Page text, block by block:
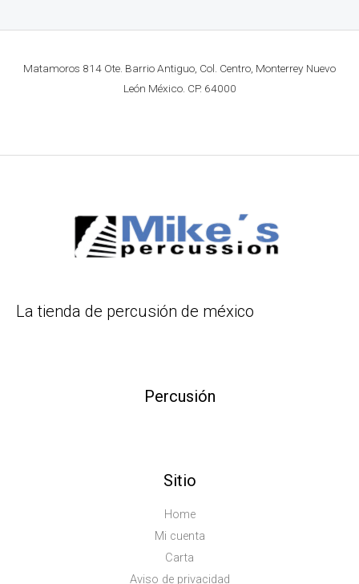
Matamoros 814 Ote. Barrio Antiguo, Col. Centro, Monterrey Nuevo
León México. CP. 64000
La tienda de percusión de méxico
Percusión
Sitio
Home
Mi cuenta
Carta
Aviso de privacidad